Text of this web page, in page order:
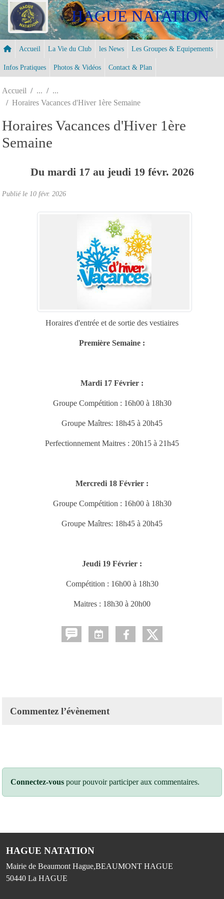
HAGUE NATATION
Accueil La Vie du Club les News Les Groupes & Equipements
Infos Pratiques Photos & Vidéos Contact & Plan
Accueil
Horaires Vacances d'Hiver 1ère Semaine
Horaires Vacances d'Hiver 1ère
Semaine
Du mardi 17au jeudi 19 févr. 2026
Publié le 10 févr. 2026
Horaires d'entrée et de sortie des vestiaires
Première Semaine :
Mardi 17 Février :
Groupe Compétition : 16h00 à 18h30
Groupe Maîtres: 18h45 à 20h45
Perfectionnement Maitres : 20h15 à 21h45
Mercredi 18 Février :
Groupe Compétition : 16h00 à 18h30
Groupe Maîtres: 18h45 à 20h45
Jeudi 19 Février :
Compétition : 16h00 à 18h30
Maitres : 18h30 à 20h00
Commentez l’évènement
Connectez-vous pour pouvoir participer aux commentaires.
HAGUE NATATION
Mairie de Beaumont Hague,BEAUMONT HAGUE
50440 La HAGUE
Panneau de gestion des cookies